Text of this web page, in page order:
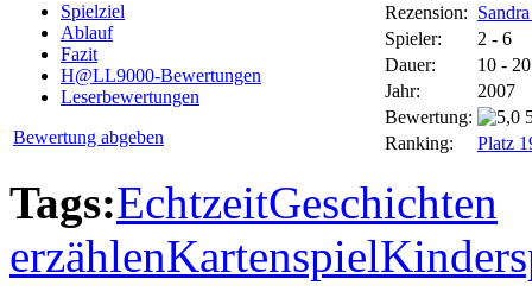
Spielziel
Ablauf
Fazit
H@LL9000-Bewertungen
Leserbewertungen
Bewertung abgeben
Rezension:
Spieler:
2 - 6
Dauer:
10 -
Jahr:
2007
Bewertung:
Ranking:
Platz
Tags:EchtzeitGeschichten
erzählenKartenspiel